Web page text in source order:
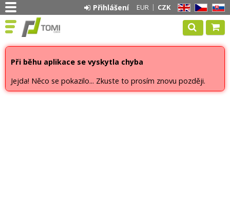
EN CZ SK
EUR CZK
Přihlášení
Při běhu aplikace se vyskytla chyba
Jejda! Něco se pokazilo... Zkuste to prosím znovu později.